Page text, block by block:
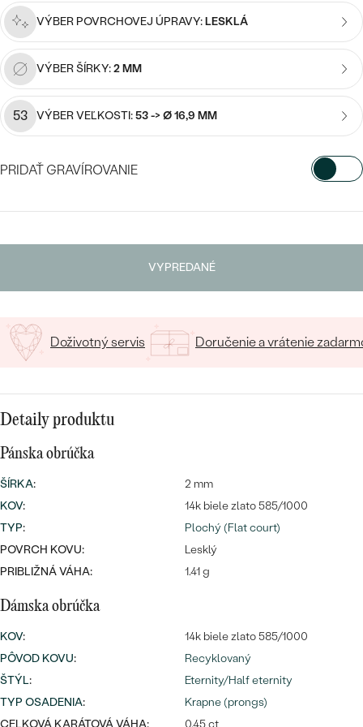
Wave kolekcia
PODĽA TVARU DRAHOKAMU
NA MIERU
DIAMANTY
Bestsellery
náušnice
PREZRIEŤ
Personalizované
prívesky
OBJAVIŤ
Najpredávanejšie
prstene
VÝBER POVRCHOVEJ ÚPRAVY:LESKLÁ
VÝBER ŠÍRKY:2 MM
53 VÝBER VEĽKOSTI:53 -> Ø 16,9 MM
PRIDAŤ GRAVÍROVANIE
VYPREDANÉ
Doživotný servis Doručenie a vrátenie
Detaily produktu
Pánska obrúčka
ŠÍRKA:
2 mm
KOV:
14k biele zlato 585/1000
TYP:
Plochý (Flat court)
POVRCH KOVU:
Lesklý
PRIBLIŽNÁ VÁHA:
1.41 g
Dámska obrúčka
KOV:
14k biele zlato 585/1000
PÔVOD KOVU:
Recyklovaný
ŠTÝL:
Eternity/Half eternity
TYP OSADENIA:
Krapne (prongs)